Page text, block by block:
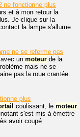
ne fonctionne plus
et à mon retour la
Je clique sur la
la lampe s'allume
ne se referme pas
un moteur de la
mais ne se
pas la roue crantée.
plus
coulissant, le moteur
s'est mis à émettre
avoir coupé